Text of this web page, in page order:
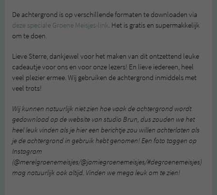
De achtergrond is op verschillende formaten te downloaden via
deze speciale Groene Meisjes-link. Het is gratis en supermakkelijk
om te doen.
Lieve Sterre, dankjewel voor het maken van dit ontzettend leuke
cadeautje voor ons en voor onze lezers! En lieve iedereen, heel
veel plezier ermee. Wij gebruiken de achtergrond inmiddels met
veel trots!
Wij kunnen natuurlijk niet zien hoe vaak de achtergrond wordt
gedownload op de website van studio Brun, dus zouden we het
heel leuk vinden als je hier een berichtje zou willen achterlaten als
je de achtergrond in gebruik hebt genomen! Een foto taggen op
Instagram
(@merelgroenemeisjes/@jamiegroenemeisjes/#degroenemeisjes)
mag natuurlijk ook altijd. Vinden we mega leuk om te zien!